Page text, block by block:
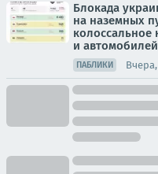
Блокада
на наземных
колоссальное
и автомобилей
ПАБЛИКИ Вчера,